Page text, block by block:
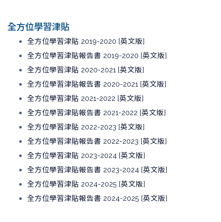
全方位學習津貼
全方位學習津貼 2019-2020 [英文版]
全方位學習津貼報告書 2019-2020 [英文版]
全方位學習津貼 2020-2021 [英文版]
全方位學習津貼報告書 2020-2021 [英文版]
全方位學習津貼 2021-2022 [英文版]
全方位學習津貼報告書 2021-2022 [英文版]
全方位學習津貼 2022-2023 [英文版]
全方位學習津貼報告書 2022-2023 [英文版]
全方位學習津貼 2023-2024 [英文版]
全方位學習津貼報告書 2023-2024 [英文版]
全方位學習津貼 2024-2025 [英文版]
全方位學習津貼報告書 2024-2025 [英文版]